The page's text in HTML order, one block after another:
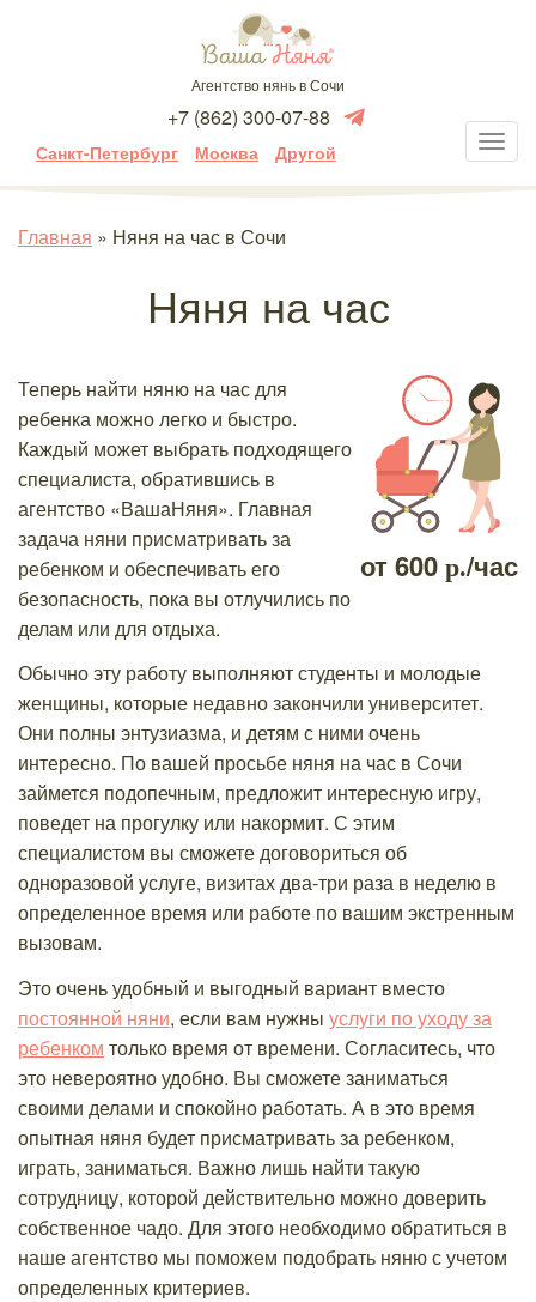
Агентство нянь в Сочи
+7 (862) 300-07-88
Санкт-Петербург Москва Другой
Главная » Няня на час в Сочи
Няня на час
от600 р./час
Теперь найти няню на час для
ребенка можно легко и быстро.
Каждый может выбрать подходящего
специалиста, обратившись в
агентство «ВашаНяня». Главная
задача няни присматривать за
ребенком и обеспечивать его
безопасность, пока вы отлучились по
делам или для отдыха.
Обычно эту работу выполняют студенты и молодые
женщины, которые недавно закончили университет.
Они полны энтузиазма, и детям с ними очень
интересно. По вашей просьбе няня на час в Сочи
займется подопечным, предложит интересную игру,
поведет на прогулку или накормит. С этим
специалистом вы сможете договориться об
одноразовой услуге, визитах два-три раза в неделю в
определенное время или работе по вашим экстренным
вызовам.
Это очень удобный и выгодный вариант вместо
постоянной няни, если вам нужны услуги по уходу за
ребенком только время от времени. Согласитесь, что
это невероятно удобно. Вы сможете заниматься
своими делами и спокойно работать. А в это время
опытная няня будет присматривать за ребенком,
играть, заниматься. Важно лишь найти такую
сотрудницу, которой действительно можно доверить
собственное чадо. Для этого необходимо обратиться в
наше агентство мы поможем подобрать няню с учетом
определенных критериев.